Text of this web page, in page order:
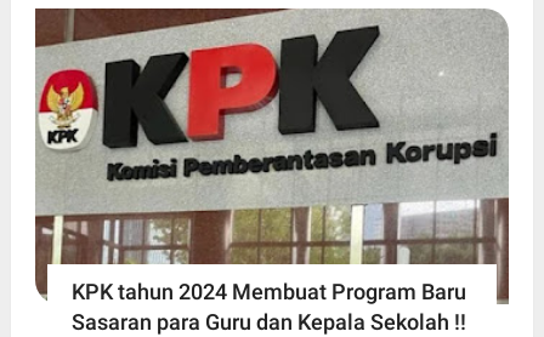
KPK tahun 2024 Membuat Program Baru
Sasaran para Guru dan Kepala Sekolah !!